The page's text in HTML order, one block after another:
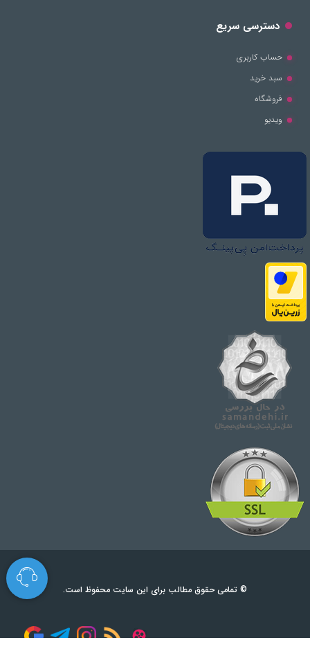
دسترسی سریع
حساب کاربری
سبد خرید
فروشگاه
ویدیو
© تمامی حقوق مطالب برای این سایت محفوظ است.